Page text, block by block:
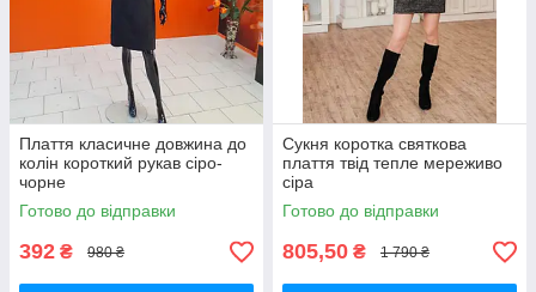
Плаття класичне довжина до
колін короткий рукав сіро-
чорне
Готово до відправки
392 ₴ 980 ₴
Сукня коротка святкова
плаття твід тепле мереживо
сіра
Готово до відправки
805,50 ₴ 1 790 ₴